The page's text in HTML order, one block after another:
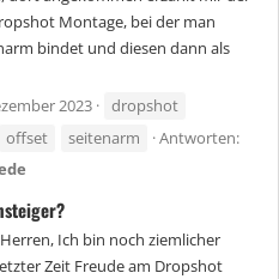
Montage, bei der man
bindet und diesen dann als
2023
dropshot
offset seitenarm
Antworten:
Ich bin noch ziemlicher
Zeit Freude am Dropshot